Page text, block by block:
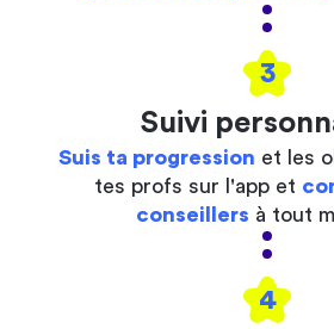
3
Suivi
Suis ta progression et les
tes profs sur l'app et
conseillers à tout
4